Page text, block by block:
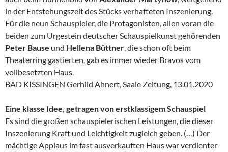
in der Entstehungszeit des Stücks verhafteten Inszenierung.
Für die neun Schauspieler, die Protagonisten, allen voran die
beiden zum Urgestein deutscher Schauspielkunst gehörenden
Peter Bause und Hellena Büttner, die schon oft beim
Theaterring gastierten, gab es immer wieder Bravos vom
vollbesetzten Haus.
BAD KISSINGEN Gerhild Ahnert, Saale Zeitung, 13.01.2020
Eine klasse Idee, getragen von erstklassigem Schauspiel
Es sind die großen schauspielerischen Leistungen, die dieser
Inszenierung Kraft und Leichtigkeit zugleich geben. (…) Der
mächtige Applaus im fast ausverkauften Haus war verdienter